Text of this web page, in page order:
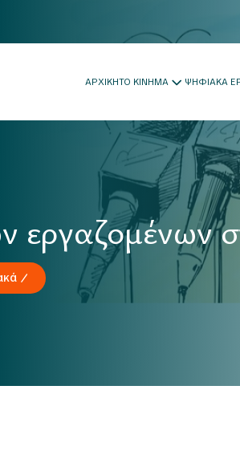
ΑΡΧΙΚΗΤΟ ΚΙΝΗΜΑ ΨΗΦΙΑΚΑ
εργαζομένων